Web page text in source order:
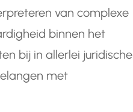
van complexe
binnen het
bij in allerlei juridische
met